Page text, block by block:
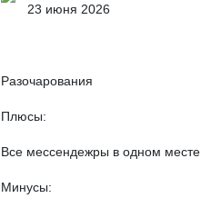
23 июня 2026
Разочарования
Плюсы:
Все мессендежры в одном месте
Минусы: